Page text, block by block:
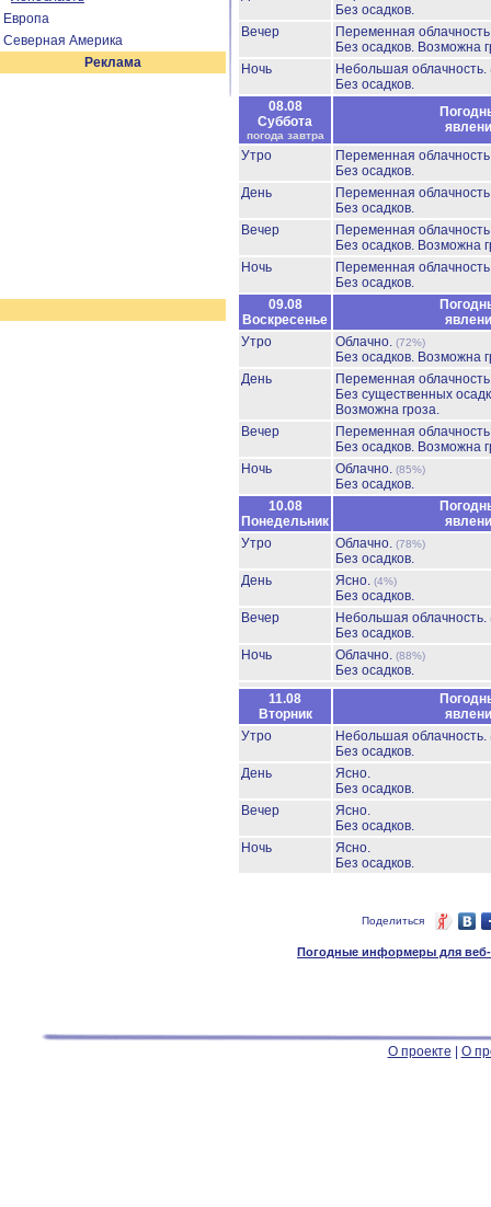
Европа
Северная Америка
Реклама
Без осадков.
Вечер
Переменная
Без осадков. Возможна
Ночь
Небольшая облачность.
Без осадков.
08.08
Суббота
погода завтра
Утро
Переменная
Без осадков.
День
Переменная
Без осадков.
Вечер
Переменная
Без осадков. Возможна
Ночь
Переменная
Без осадков.
09.08
Воскресенье
Утро
Облачно. (72%)
Без осадков. Возможна
День
Переменная
Без существенных
Возможна гроза.
Вечер
Переменная
Без осадков. Возможна
Ночь
Облачно. (85%)
Без осадков.
10.08
Понедельник
Утро
Облачно. (78%)
Без осадков.
День
Ясно. (4%)
Без осадков.
Вечер
Небольшая облачность.
Без осадков.
Ночь
Облачно. (88%)
Без осадков.
11.08
Вторник
Утро
Небольшая облачность.
Без осадков.
День
Ясно.
Без осадков.
Вечер
Ясно.
Без осадков.
Ночь
Ясно.
Без осадков.
Поделиться
Погодные информеры для веб-
О проекте О